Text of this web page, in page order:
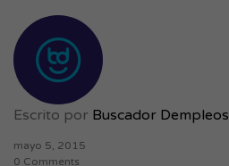
Escrito por Buscador Dempleos
mayo 5, 2015
0 Comments